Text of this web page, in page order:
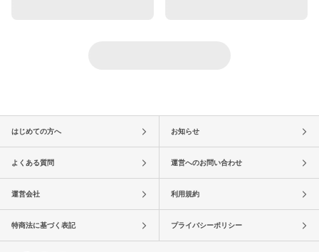
はじめての方へ お知らせ
よくある質問 運営へのお問い合わせ
運営会社 利用規約
特商法に基づく表記 プライバシーポリシー